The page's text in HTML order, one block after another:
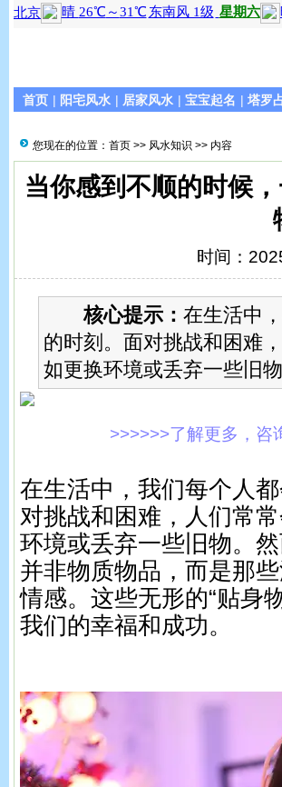
首页 | 阳宅风水 | 居家风水 | 宝宝起名 | 塔罗
您现在的位置： 首页 >> 风水知识 >> 内容
当你感到不顺的时候
时间：
核心提示： 在生活中
的时刻。面对挑战和困难
如更换环境或丢弃一些旧
>>>>>>了解更多，咨
在生活中，我们每个人
对挑战和困难，人们常
环境或丢弃一些旧物。
并非物质物品，而是那
情感。这些无形的“贴身
我们的幸福和成功。